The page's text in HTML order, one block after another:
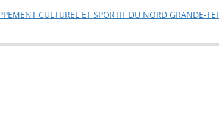
CULTUREL ET SPORTIF DU NORD GRANDE-